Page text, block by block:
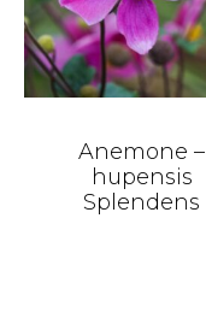
Anemone –
hupensis
Splendens